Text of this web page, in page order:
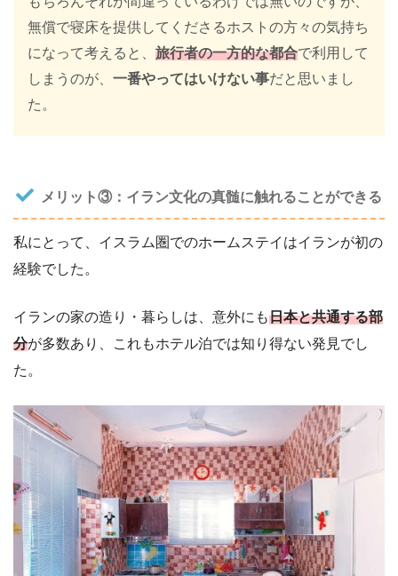
無償で寝床を提供してくださるホストの方々の気持ち
になって考えると、 旅行者の一方的な都合で利用して
しまうのが、 一番やってはいけない事だと思いまし
た。
メリット③：イラン文化の真髄に触れることができる
私にとって、イスラム圏でのホームステイはイランが初の
経験でした。
イランの家の造り・暮らしは、意外にも日本と共通する部
分が多数あり、これもホテル泊では知り得ない発見でし
た。